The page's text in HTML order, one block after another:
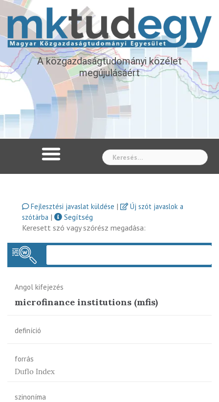
A közgazdaságtudományi közélet
megújulásáért
Fejlesztési javaslat küldése |
Új szót javaslok a
szótárba |
Segítség
Keresett szó vagy szórész megadása:
Angol kifejezés
microfinance institutions (mfis)
definíció
forrás
Duflo Index
szinoníma